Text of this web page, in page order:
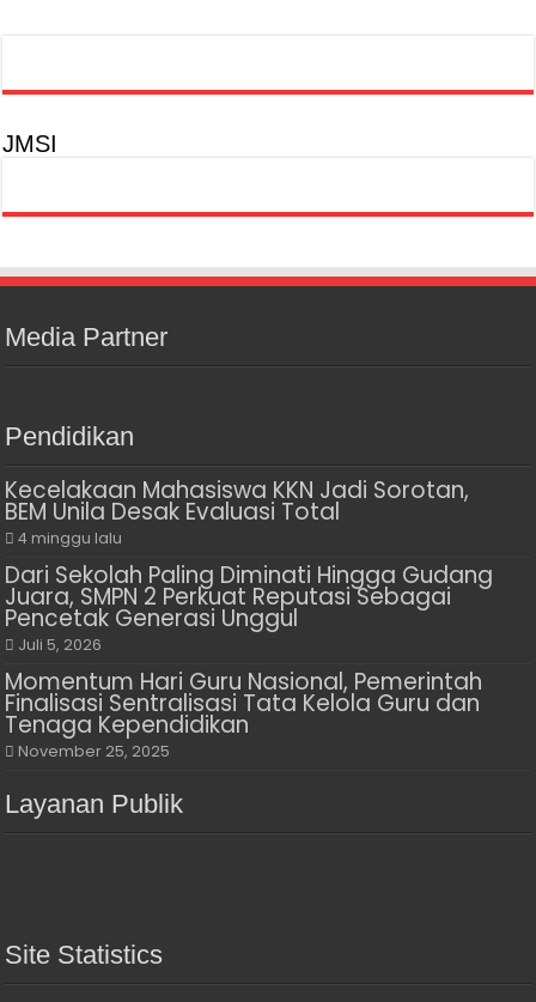
JMSI
Media Partner
Pendidikan
Kecelakaan Mahasiswa KKN Jadi Sorotan,
BEM Unila Desak Evaluasi Total
4 minggu lalu
Dari Sekolah Paling Diminati Hingga Gudang
Juara, SMPN 2 Perkuat Reputasi Sebagai
Pencetak Generasi Unggul
Juli 5, 2026
Momentum Hari Guru Nasional, Pemerintah
Finalisasi Sentralisasi Tata Kelola Guru dan
Tenaga Kependidikan
November 25, 2025
Layanan Publik
Site Statistics